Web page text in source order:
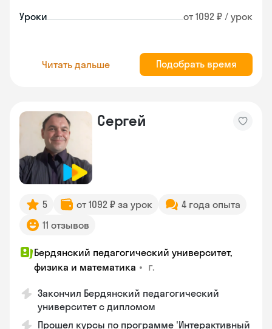
Уроки от 1092 ₽ / урок
Читать дальше Подобрать время
Сергей
5 от 1092 ₽ за урок
4 года опыта
11 отзывов
Бердянский педагогический университет,
физика и математика • г.
Закончил Бердянский педагогический
университет с дипломом
Прошел курсы по программе 'Интерактивный